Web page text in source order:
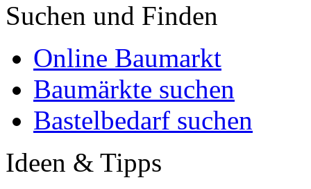
Suchen und Finden
Online Baumarkt
Baumärkte suchen
Bastelbedarf suchen
Ideen & Tipps